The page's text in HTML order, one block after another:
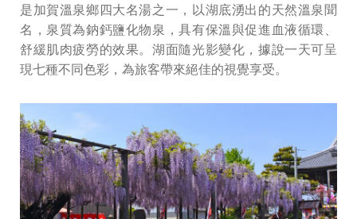
是加賀溫泉鄉四大名湯之一，以湖底湧出的天然溫泉聞
名，泉質為鈉鈣鹽化物泉，具有保溫與促進血液循環、
舒緩肌肉疲勞的效果。湖面隨光影變化，據說一天可呈
現七種不同色彩，為旅客帶來絕佳的視覺享受。